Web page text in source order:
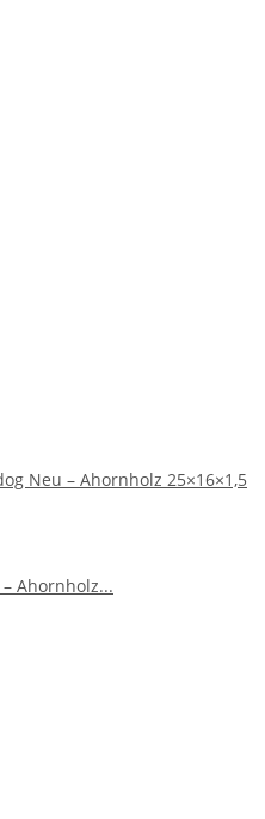
Neu – Ahornholz 25×16×1,5